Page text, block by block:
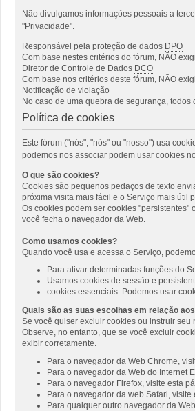
Não divulgamos informações pessoais a
"Privacidade".
Responsável pela proteção de dados DPO
Com base nestes critérios do fórum, NÃO
Diretor de Controle de Dados DCO
Com base nos critérios deste fórum, NÃO
Notificação de violação
No caso de uma quebra de segurança,
Política de cookies
Este fórum ("nós", "nós" ou "nosso") usa
podemos nos associar podem usar cookies
O que são cookies?
Cookies são pequenos pedaços de texto
próxima visita mais fácil e o Serviço mais útil
Os cookies podem ser cookies
você fecha o navegador da Web.
Como usamos cookies?
Quando você usa e acessa o Serviço,
Para ativar determinadas funções do
Usamos cookies de sessão e
cookies essenciais. Podemos usar
Quais são as suas escolhas em relação
Se você quiser excluir cookies ou instruir
Observe, no entanto, que se você excluir
exibir corretamente.
Para o navegador da Web Chrome,
Para o navegador da Web do Internet
Para o navegador Firefox, visite esta
Para o navegador da web Safari, visite
Para qualquer outro navegador da